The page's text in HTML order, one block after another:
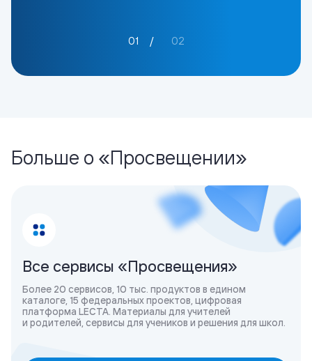
01 02
Больше о «Просвещении»
Все сервисы «Просвещения»
Более 20 сервисов, 10 тыс. продуктов в едином
каталоге, 15 федеральных проектов, цифровая
платформа LECTA. Материалы для учителей
и родителей, сервисы для учеников и решения для школ.